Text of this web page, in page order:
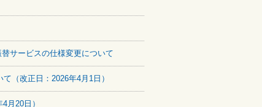
サービスの仕様変更について
（改正日：2026年4月1日）
月20日）